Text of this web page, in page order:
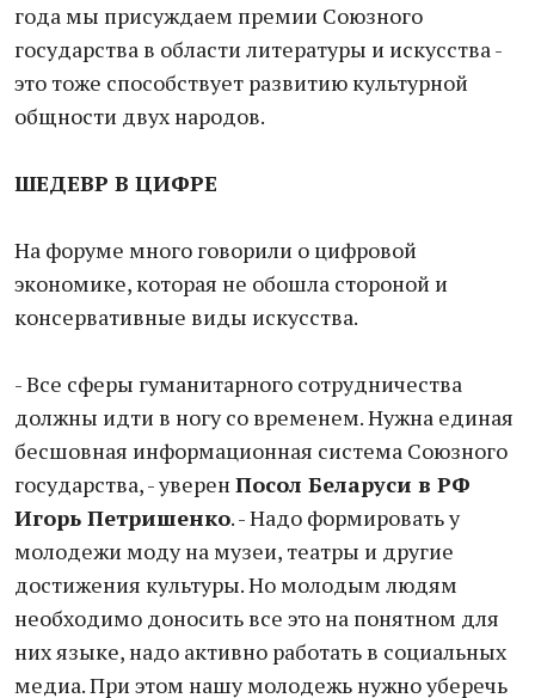
года мы присуждаем премии Союзного
государства в области литературы и искусства -
это тоже способствует развитию культурной
общности двух народов.
ШЕДЕВР В ЦИФРЕ
На форуме много говорили о цифровой
экономике, которая не обошла стороной и
консервативные виды искусства.
- Все сферы гуманитарного сотрудничества
должны идти в ногу со временем. Нужна единая
бесшовная информационная система Союзного
государства, - уверен Посол Беларуси в РФ
Игорь Петришенко. - Надо формировать у
молодежи моду на музеи, театры и другие
достижения культуры. Но молодым людям
необходимо доносить все это на понятном для
них языке, надо активно работать в социальных
медиа. При этом нашу молодежь нужно уберечь